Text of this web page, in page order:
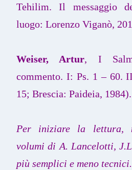
Tehilim. Il messaggio
luogo: Lorenzo Viganò,
Weiser, Artur, I
commento. I: Ps. 1 – 60.
15; Brescia: Paideia, 1984).
Per iniziare la lettura,
volumi di A. Lancelotti,
più semplici e meno tecnici.